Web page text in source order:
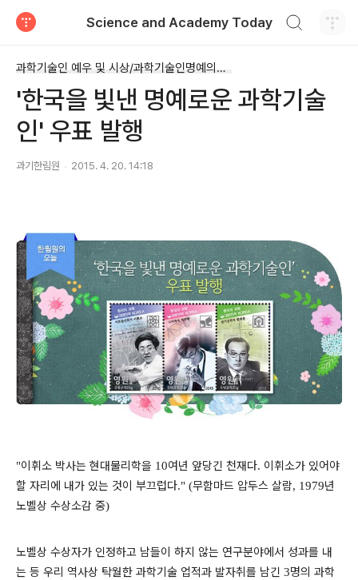
Science and Academy Today
과학기술인 예우 및 시상/과학기술인명예의전당
'한국을 빛낸 명예로운 과학기술
인' 우표 발행
과기한림원 2015. 4. 20. 14:18
"이휘소 박사는 현대물리학을 10여년 앞당긴 천재다. 이휘소가 있어야
할 자리에 내가 있는 것이 부끄럽다." (무함마드 압두스 살람, 1979년
노벨상 수상소감 중)
노벨상 수상자가 인정하고 남들이 하지 않는 연구분야에서 성과를 내
는 등 우리 역사상 탁월한 과학기술 업적과 발자취를 남긴 3명의 과학